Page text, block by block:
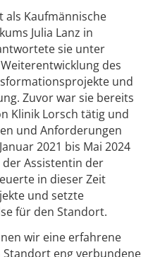
als Kaufmännische
Julia Lanz in
sie unter
des
und
Zuvor war sie bereits
Klinik Lorsch tätig und
und Anforderungen
2021 bis Mai 2024
Assistentin der
in dieser Zeit
und setzte
für den Standort.
wir eine erfahrene
eng verbundene